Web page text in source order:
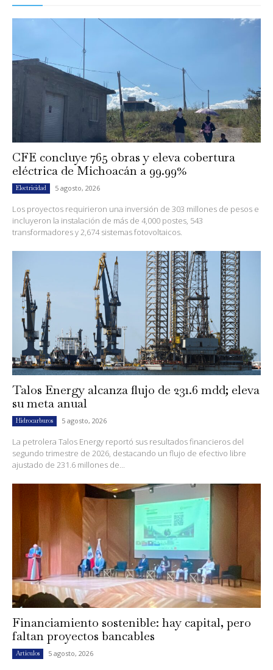
CFE concluye 765 obras y eleva cobertura
eléctrica de Michoacán a 99.99%
Electricidad 5 agosto, 2026
Los proyectos requirieron una inversión de 303 millones de pesos e
incluyeron la instalación de más de 4,000 postes, 543
transformadores y 2,674 sistemas fotovoltaicos.
Talos Energy alcanza flujo de 231.6 mdd; eleva
su meta anual
Hidrocarburos 5 agosto, 2026
La petrolera Talos Energy reportó sus resultados financieros del
segundo trimestre de 2026, destacando un flujo de efectivo libre
ajustado de 231.6 millones de...
Financiamiento sostenible: hay capital, pero
faltan proyectos bancables
Artículos 5 agosto, 2026